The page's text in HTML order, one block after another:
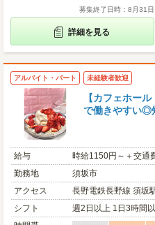
募集終了日時：8月31日
詳細を見る
アルバイト・パート 未経験者歓迎
【カフェホー
で働きやすい◎
給与
時給1150円～＋交通
勤務地
須坂市
アクセス
長野電鉄長野線 須坂
シフト
週2日以上 1日3時間